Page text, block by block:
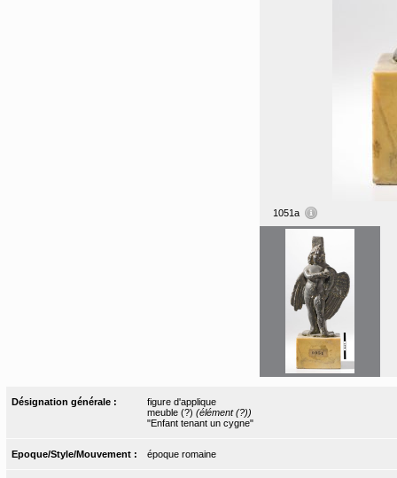
1051a
Désignation générale :
figure d'applique
meuble (?) (élément (?))
"Enfant tenant un cygne"
Epoque/Style/Mouvement : époque romaine